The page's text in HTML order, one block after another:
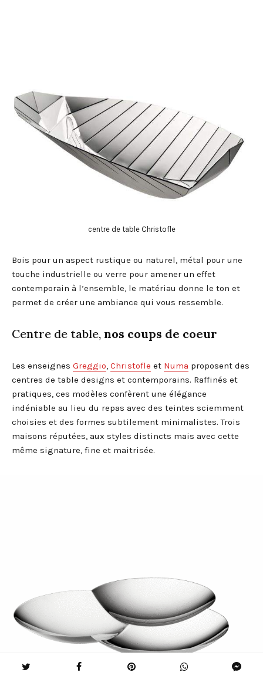
centre de table Christofle
Bois pour un aspect rustique ou naturel, métal pour une
touche industrielle ou verre pour amener un effet
contemporain à l’ensemble, le matériau donne le ton et
permet de créer une ambiance qui vous ressemble.
Centre de table, nos coups de coeur
Les enseignes Greggio, Christofle et Numa proposent des
centres de table designs et contemporains. Raffinés et
pratiques, ces modèles confèrent une élégance
indéniable au lieu du repas avec des teintes sciemment
choisies et des formes subtilement minimalistes. Trois
maisons réputées, aux styles distincts mais avec cette
même signature, fine et maitrisée.